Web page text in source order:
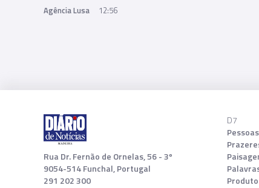
Agência Lusa 12:56
Rua Dr. Fernão de Ornelas, 56 - 3º
9054-514 Funchal, Portugal
291 202 300
D7
Pessoas